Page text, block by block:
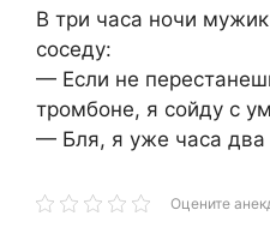
В три часа ночи мужик
соседу:
— Если не
тромбоне, я сойду с
— Бля, я уже часа два
Оцените